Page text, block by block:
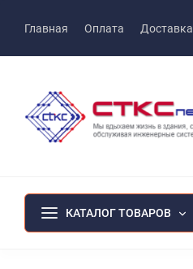
Главная Оплата Доставка
КАТАЛОГ ТОВАРОВ